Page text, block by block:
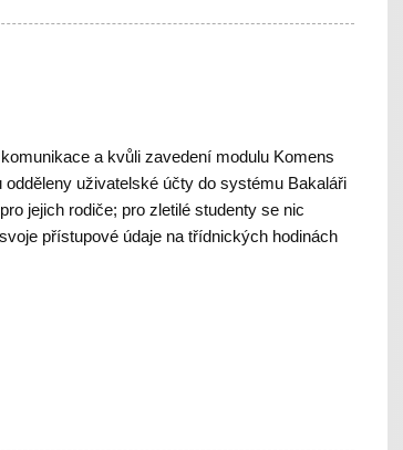
a kvůli zavedení modulu Komens
odděleny uživatelské účty do systému Bakaláři
jejich rodiče; pro zletilé studenty se nic
přístupové údaje na třídnických hodinách